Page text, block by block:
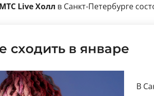
МТС Live Холл в Санкт-Петербурге
сходить в январе
В